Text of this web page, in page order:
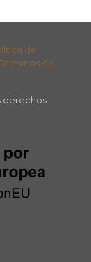
de
de
derechos